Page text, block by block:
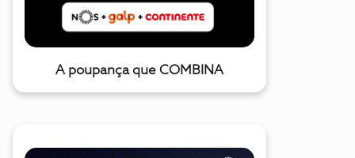
A poupança que COMBINA